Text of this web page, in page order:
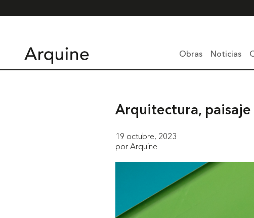
Obras Noticias
Arquitectura,
19 octubre, 2023
por Arquine